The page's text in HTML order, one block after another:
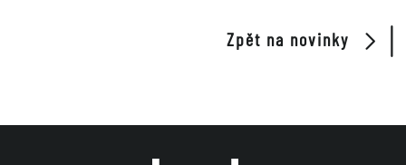
Zpět na novinky